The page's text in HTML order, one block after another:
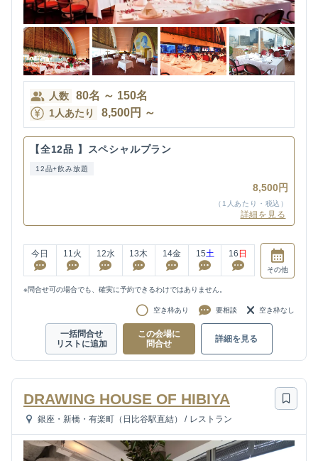
人数 80名 ～ 150名
1人あたり 8,500円 ～
【全12品 】スペシャルプラン
12品+飲み放題
8,500円
（1人あたり・税込）
詳細を見る
今日 11火 12水 13木 14金 15土 16 日
その他
※問合せ可の場合でも、確実に予約できるわけではありません。
空き枠あり 要相談 空き枠なし
一括問合せ
リストに追加
この会場に
問合せ
詳細を見る
DRAWING HOUSE OF HIBIYA
銀座・新橋・有楽町（日比谷駅直結） / レストラン